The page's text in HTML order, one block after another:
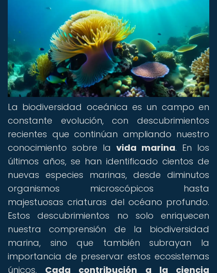
La biodiversidad oceánica es un campo en
constante evolución, con descubrimientos
recientes que continúan ampliando nuestro
conocimiento sobre la vida marina. En los
últimos años, se han identificado cientos de
nuevas especies marinas, desde diminutos
organismos microscópicos hasta
majestuosas criaturas del océano profundo.
Estos descubrimientos no solo enriquecen
nuestra comprensión de la biodiversidad
marina, sino que también subrayan la
importancia de preservar estos ecosistemas
únicos. Cada contribución a la ciencia